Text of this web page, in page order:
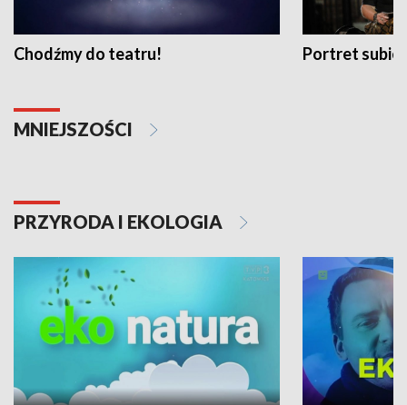
Chodźmy do teatru! Portret
MNIEJSZOŚCI
PRZYRODA I EKOLOGIA